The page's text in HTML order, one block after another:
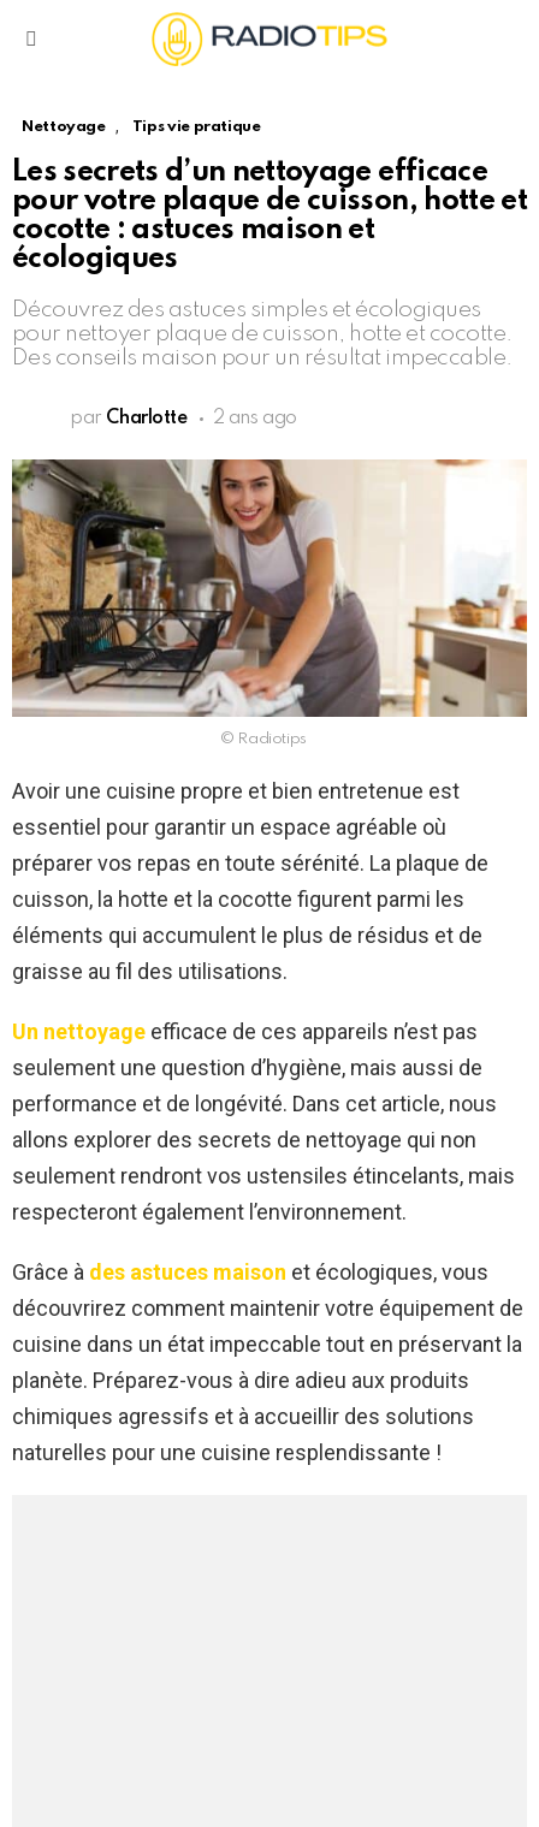
Nettoyage , Tips vie pratique
Les secrets d’un nettoyage efficace
pour votre plaque de cuisson, hotte et
cocotte : astuces maison et
écologiques
Découvrez des astuces simples et écologiques
pour nettoyer plaque de cuisson, hotte et cocotte.
Des conseils maison pour un résultat impeccable.
par Charlotte 2 ans ago
© Radiotips
Avoir une cuisine propre et bien entretenue est
essentiel pour garantir un espace agréable où
préparer vos repas en toute sérénité. La plaque de
cuisson, la hotte et la cocotte figurent parmi les
éléments qui accumulent le plus de résidus et de
graisse au fil des utilisations.
Un nettoyage efficace de ces appareils n’est pas
seulement une question d’hygiène, mais aussi de
performance et de longévité. Dans cet article, nous
allons explorer des secrets de nettoyage qui non
seulement rendront vos ustensiles étincelants, mais
respecteront également l’environnement.
Grâce à des astuces maison et écologiques, vous
découvrirez comment maintenir votre équipement de
cuisine dans un état impeccable tout en préservant la
planète. Préparez-vous à dire adieu aux produits
chimiques agressifs et à accueillir des solutions
naturelles pour une cuisine resplendissante !